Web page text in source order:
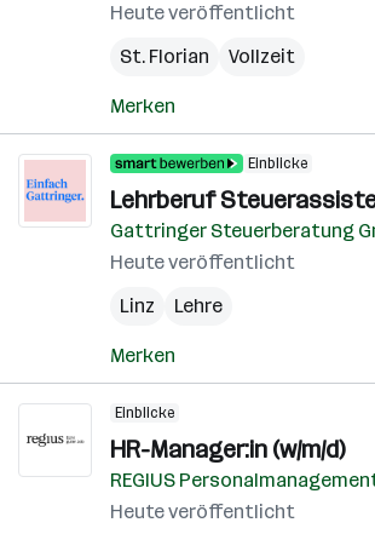
Heute veröffentlicht
St. Florian
Vollzeit
Merken
Einblicke
Lehrberuf
Gattringer Steuerberatung
Heute veröffentlicht
Linz
Lehre
Merken
Einblicke
HR-Manager:in (w/m/d)
REGIUS
Heute veröffentlicht